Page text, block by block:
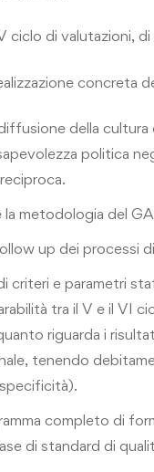
ciclo di valutazioni,
concreta
della
politica
metodologia del
up dei processi
criteri e parametri
tra il V e il VI
riguarda i
tenendo
completo di
di standard di